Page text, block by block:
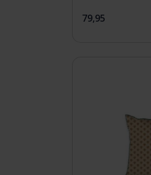
79,95